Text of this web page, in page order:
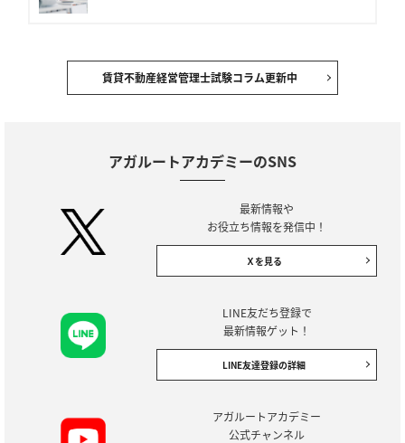
賃貸不動産経営管理士試験コラム更新中
アガルートアカデミーのSNS
最新情報や
お役立ち情報を発信中！
Ｘを見る
LINE友だち登録で
最新情報ゲット！
LINE友達登録の詳細
アガルートアカデミー
公式チャンネル